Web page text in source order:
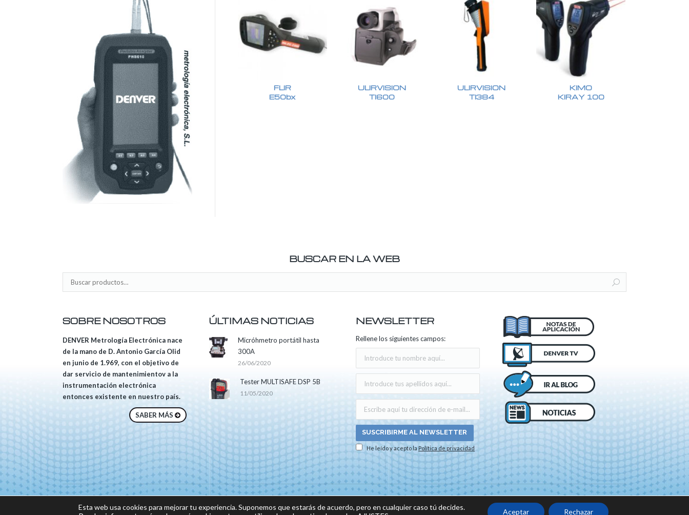
FLIR
E50bx
ULIRVISION
TI600
ULIRVISION
TI384
KIMO
KIRAY 100
BUSCAR EN LA WEB
SOBRE NOSOTROS
DENVER Metrología Electrónica nace
de la mano de D. Antonio García Olid
en junio de 1.969, con el objetivo de
dar servicio de mantenimientov a la
instrumentación electrónica
entonces existente en nuestro país.
SABER MÁS
ÚLTIMAS NOTICIAS
Micróhmetro portátil hasta
300A
26/06/2020
Tester MULTISAFE DSP 5B
11/05/2020
NEWSLETTER
Rellene los siguientes campos:
He leído y acepto la Política de privacidad
Sitio web desarrollado por:
Esta web usa cookies para mejorar tu experiencia. Suponemos que estarás de acuerdo, pero en cualquier caso tú decides.
Aceptar Rechazar